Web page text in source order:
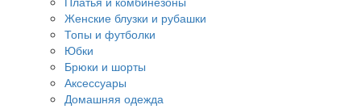
Женские блузки и рубашки
Топы и футболки
Юбки
Брюки и шорты
Аксессуары
Домашняя одежда